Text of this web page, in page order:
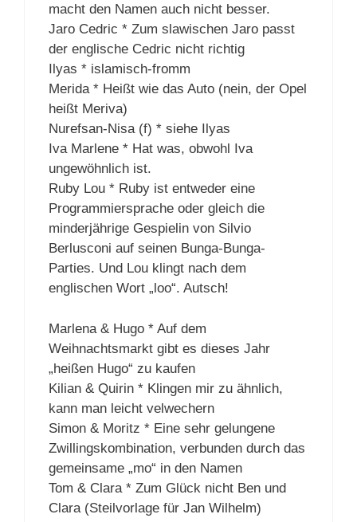
macht den Namen auch nicht besser.
Jaro Cedric * Zum slawischen Jaro passt
der englische Cedric nicht richtig
Ilyas * islamisch-fromm
Merida * Heißt wie das Auto (nein, der Opel
heißt Meriva)
Nurefsan-Nisa (f) * siehe Ilyas
Iva Marlene * Hat was, obwohl Iva
ungewöhnlich ist.
Ruby Lou * Ruby ist entweder eine
Programmiersprache oder gleich die
minderjährige Gespielin von Silvio
Berlusconi auf seinen Bunga-Bunga-
Parties. Und Lou klingt nach dem
englischen Wort „loo“. Autsch!
Marlena & Hugo * Auf dem
Weihnachtsmarkt gibt es dieses Jahr
„heißen Hugo“ zu kaufen
Kilian & Quirin * Klingen mir zu ähnlich,
kann man leicht velwechern
Simon & Moritz * Eine sehr gelungene
Zwillingskombination, verbunden durch das
gemeinsame „mo“ in den Namen
Tom & Clara * Zum Glück nicht Ben und
Clara (Steilvorlage für Jan Wilhelm)